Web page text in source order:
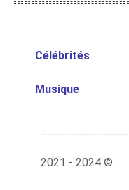
Célébrités
Musique
2021 - 2024 ©